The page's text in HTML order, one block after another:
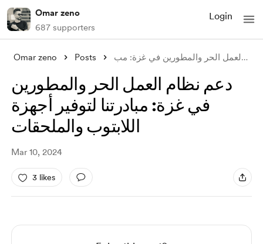
Omar zeno
687 supporters
Login
Omar zeno Posts دعم نظام العمل الحر والمطورين في غزة: مب
دعم نظام العمل الحر والمطورين
في غزة: مبادرتنا لتوفير أجهزة
اللابتوب والملحقات
Mar 10, 2024
3 likes